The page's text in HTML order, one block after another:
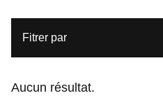
Fitrer par
Aucun résultat.